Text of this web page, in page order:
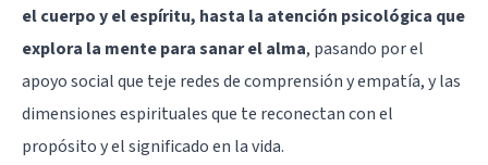
el cuerpo y el espíritu, hasta la atención psicológica que
explora la mente para sanar el alma, pasando por el
apoyo social que teje redes de comprensión y empatía, y las
dimensiones espirituales que te reconectan con el
propósito y el significado en la vida.